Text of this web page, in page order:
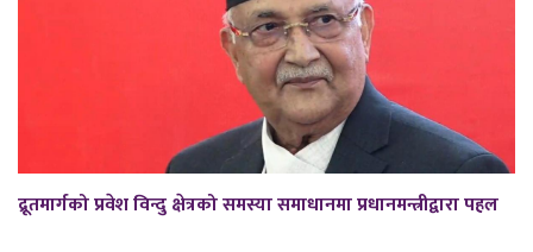
द्रूतमार्गको प्रवेश विन्दु क्षेत्रको समस्या समाधानमा प्रधानमन्त्रीद्वारा पहल